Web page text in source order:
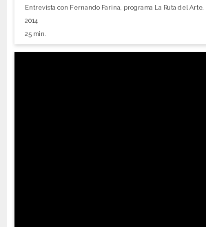
Entrevista con Fernando Farina, programa La Ruta del Arte.
2014
25 min.